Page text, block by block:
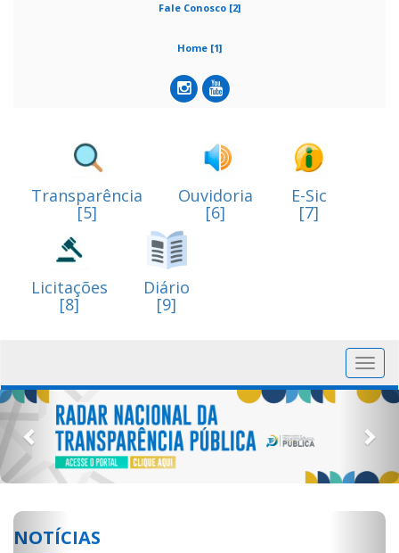
Fale Conosco [2]
Home [1]
Transparência
[5]
Ouvidoria
[6]
E-Sic
[7]
Licitações
[8]
Diário
[9]
Previous
NOTÍCIAS
Previous Next